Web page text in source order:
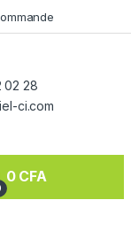
02 28
ci.com
0 CFA